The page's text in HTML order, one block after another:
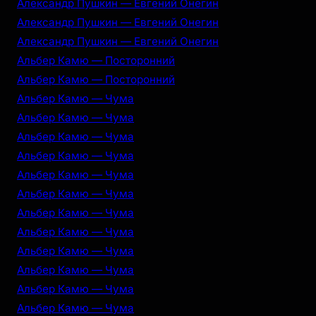
Александр Пушкин — Евгений Онегин
Александр Пушкин — Евгений Онегин
Александр Пушкин — Евгений Онегин
Альбер Камю — Посторонний
Альбер Камю — Посторонний
Альбер Камю — Чума
Альбер Камю — Чума
Альбер Камю — Чума
Альбер Камю — Чума
Альбер Камю — Чума
Альбер Камю — Чума
Альбер Камю — Чума
Альбер Камю — Чума
Альбер Камю — Чума
Альбер Камю — Чума
Альбер Камю — Чума
Альбер Камю — Чума